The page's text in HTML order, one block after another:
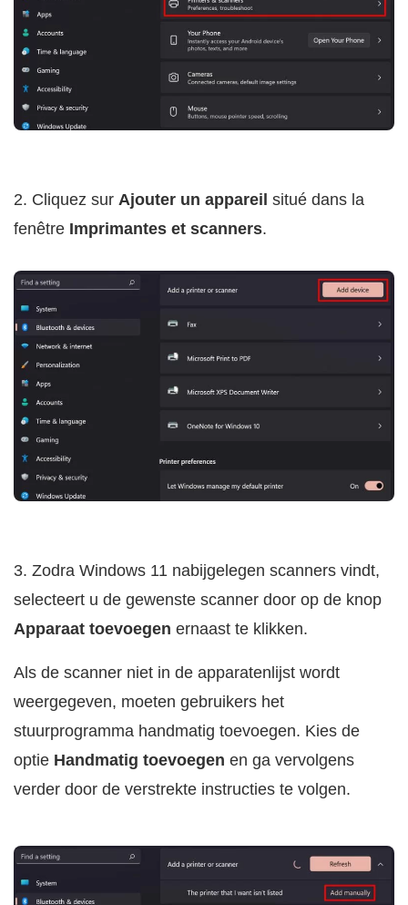
2. Cliquez sur Ajouter un appareil situé dans la
fenêtre Imprimantes et scanners.
3. Zodra Windows 11 nabijgelegen scanners vindt,
selecteert u de gewenste scanner door op de knop
Apparaat toevoegen ernaast te klikken.
Als de scanner niet in de apparatenlijst wordt
weergegeven, moeten gebruikers het
stuurprogramma handmatig toevoegen. Kies de
optie Handmatig toevoegen en ga vervolgens
verder door de verstrekte instructies te volgen.